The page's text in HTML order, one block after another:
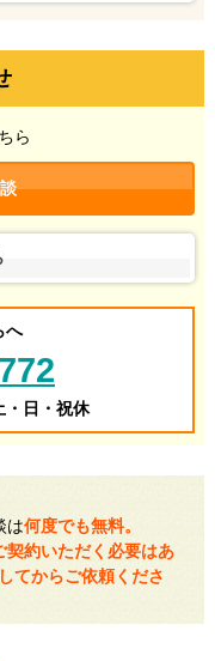
ら
へ
日・祝休
は何度でも無料。
契約いただく必要はあ
てからご依頼くださ